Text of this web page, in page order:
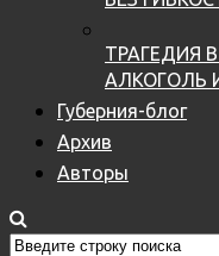
ТРАГЕДИЯ
АЛКОГОЛЬ
Губерния-блог
Архив
Авторы